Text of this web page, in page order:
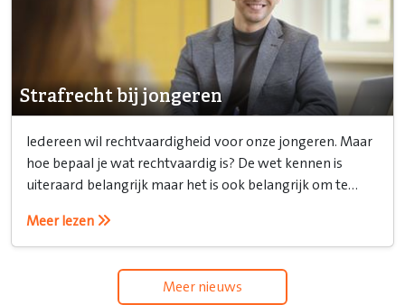
Strafrecht bij jongeren
Iedereen wil rechtvaardigheid voor onze jongeren. Maar
hoe bepaal je wat rechtvaardig is? De wet kennen is
uiteraard belangrijk maar het is ook belangrijk om te
Meer lezen
Meer nieuws